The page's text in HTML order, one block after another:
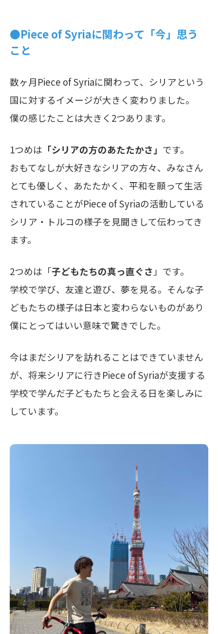
●Piece of Syriaに関わって「今」思う
こと
数ヶ月Piece of Syriaに関わって、シリアという
国に対するイメージが大きく変わりました。
僕の感じたことは大きく2つあります。
1つめは 「シリアの方のあたたかさ」 です。
おもてなしが大好きなシリアの方々、みなさん
とても優しく、あたたかく、平和を願って生活
されていることがPiece of Syriaの活動している
シリア・トルコの様子を見聞きして伝わってき
ます。
2つめは「子どもたちの真っ直ぐさ 」 です。
学校で学び、友達と遊び、夢を見る。そんな子
どもたちの様子は日本と変わらないものがあり
僕にとってはいい意味で驚きでした。
今はまだシリアを訪れることはできていません
が、将来シリアに行きPiece of Syriaが支援する
学校で学んだ子どもたちと会える日を楽しみに
しています。